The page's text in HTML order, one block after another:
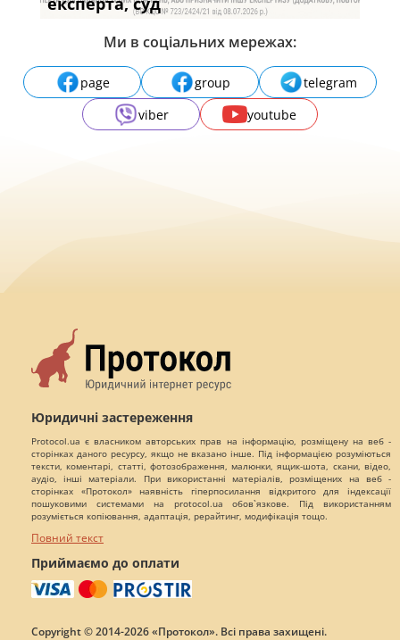
Ми в соціальних мережах:
page group
telegram
viber
youtube
Юридичні застереження
Protocol.ua є власником авторських прав на інформацію, розміщену на веб -
сторінках даного ресурсу, якщо не вказано інше. Під інформацією розуміються
тексти, коментарі, статті, фотозображення, малюнки, ящик-шота, скани, відео,
аудіо, інші матеріали. При використанні матеріалів, розміщених на веб -
сторінках «Протокол» наявність гіперпосилання відкритого для індексації
пошуковими системами на protocol.ua обов`язкове. Під використанням
розуміється копіювання, адаптація, рерайтинг, модифікація тощо.
Повний текст
Приймаємо до оплати
Copyright © 2014-2026 «Протокол». Всі права захищені.